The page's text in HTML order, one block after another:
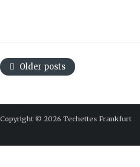
Older posts
Copyright © 2026 Techettes Frankfurt